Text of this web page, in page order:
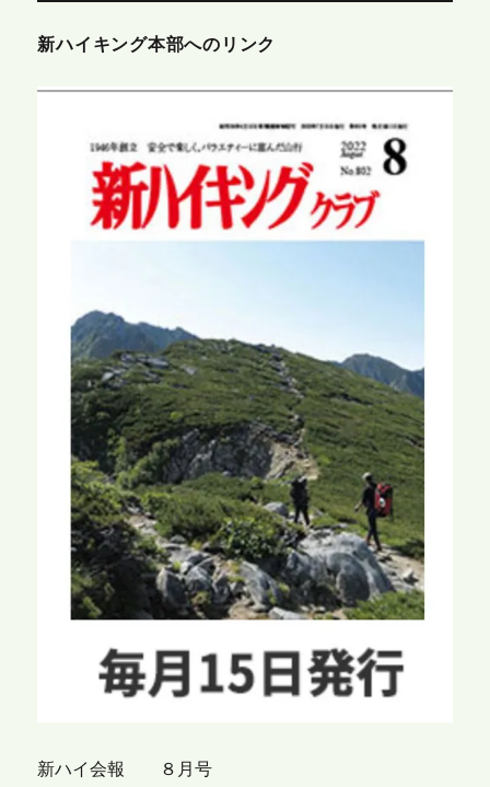
新ハイキング本部へのリンク
新ハイ会報 ８月号